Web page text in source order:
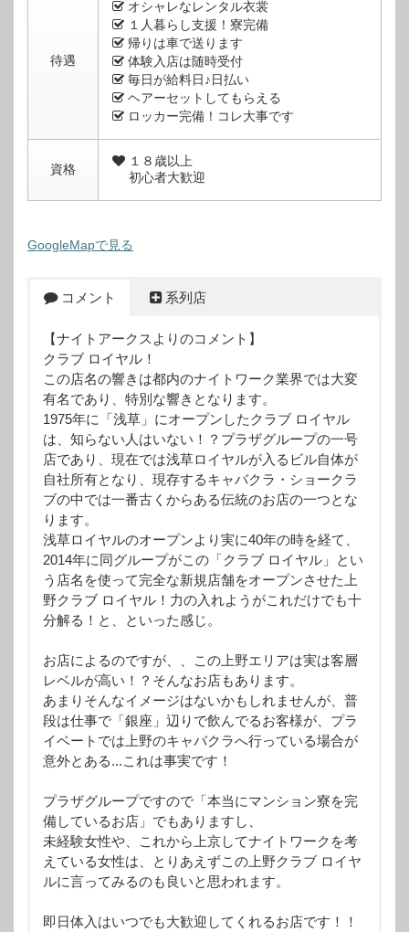
待遇
オシャレなレンタル衣裳
１人暮らし支援！寮完備
帰りは車で送ります
体験入店は随時受付
毎日が給料日♪日払い
ヘアーセットしてもらえる
ロッカー完備！コレ大事です
資格
１８歳以上
初心者大歓迎
GoogleMapで見る
コメント 系列店
【ナイトアークスよりのコメント】
クラブ ロイヤル！
この店名の響きは都内のナイトワーク業界では大変
有名であり、特別な響きとなります。
1975年に「浅草」にオープンしたクラブ ロイヤル
は、知らない人はいない！？プラザグループの一号
店であり、現在では浅草ロイヤルが入るビル自体が
自社所有となり、現存するキャバクラ・ショークラ
ブの中では一番古くからある伝統のお店の一つとな
ります。
浅草ロイヤルのオープンより実に40年の時を経て、
2014年に同グループがこの「クラブ ロイヤル」とい
う店名を使って完全な新規店舗をオープンさせた上
野クラブ ロイヤル！力の入れようがこれだけでも十
分解る！と、といった感じ。
お店によるのですが、、この上野エリアは実は客層
レベルが高い！？そんなお店もあります。
あまりそんなイメージはないかもしれませんが、普
段は仕事で「銀座」辺りで飲んでるお客様が、プラ
イベートでは上野のキャバクラへ行っている場合が
意外とある...これは事実です！
プラザグループですので「本当にマンション寮を完
備しているお店」でもありますし、
未経験女性や、これから上京してナイトワークを考
えている女性は、とりあえずこの上野クラブ ロイヤ
ルに言ってみるのも良いと思われます。
即日体入はいつでも大歓迎してくれるお店です！！